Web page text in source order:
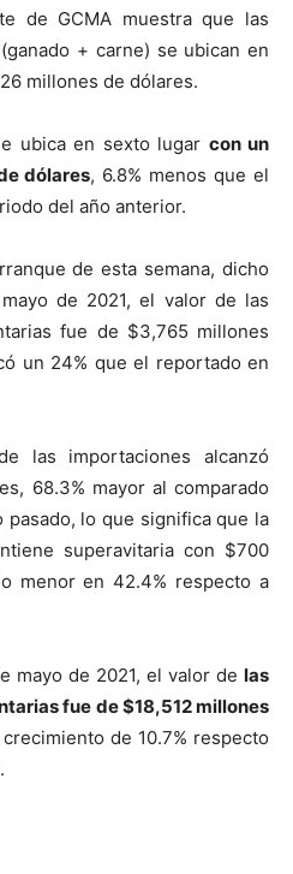
de GCMA muestra que las
+ carne) se ubican en
millones de dólares.
ubica en sexto lugar con un
dólares, 6.8% menos que el
del año anterior.
de esta semana, dicho
de 2021, el valor de las
fue de $3,765 millones
un 24% que el reportado en
las importaciones alcanzó
68.3% mayor al comparado
lo que significa que la
superavitaria con $700
menor en 42.4% respecto a
mayo de 2021, el valor de las
fue de $18,512 millones
de 10.7% respecto